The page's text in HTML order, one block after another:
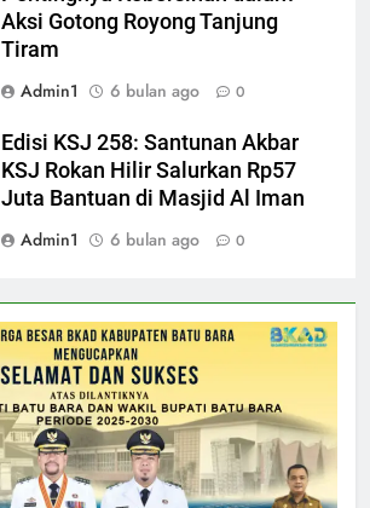
Aksi Gotong Royong Tanjung
Tiram
Admin1
6 bulan ago 0
Edisi KSJ 258: Santunan Akbar
KSJ Rokan Hilir Salurkan Rp57
Juta Bantuan di Masjid Al Iman
Admin1
6 bulan ago 0